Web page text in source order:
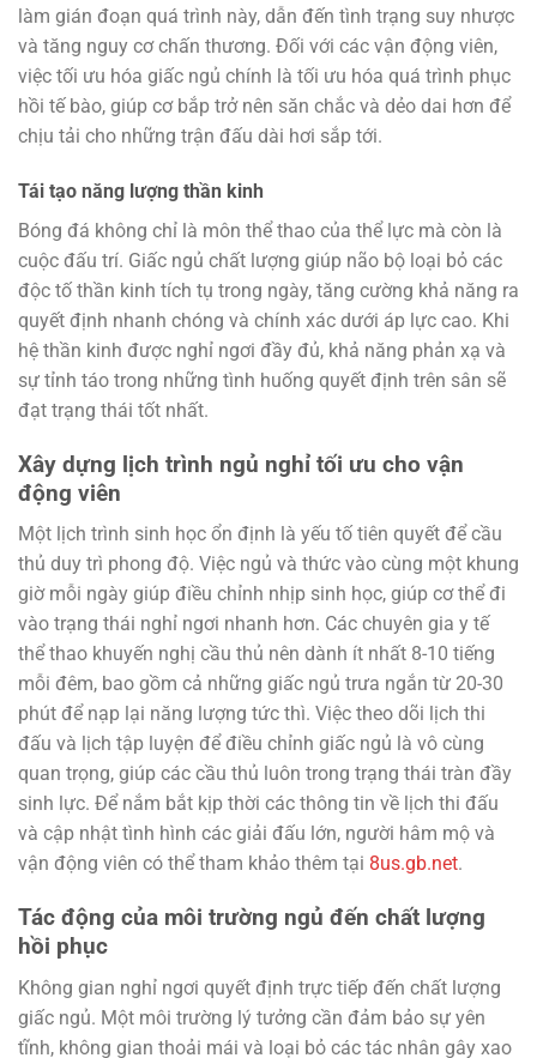
làm gián đoạn quá trình này, dẫn đến tình trạng suy nhược
và tăng nguy cơ chấn thương. Đối với các vận động viên,
việc tối ưu hóa giấc ngủ chính là tối ưu hóa quá trình phục
hồi tế bào, giúp cơ bắp trở nên săn chắc và dẻo dai hơn để
chịu tải cho những trận đấu dài hơi sắp tới.
Tái tạo năng lượng thần kinh
Bóng đá không chỉ là môn thể thao của thể lực mà còn là
cuộc đấu trí. Giấc ngủ chất lượng giúp não bộ loại bỏ các
độc tố thần kinh tích tụ trong ngày, tăng cường khả năng ra
quyết định nhanh chóng và chính xác dưới áp lực cao. Khi
hệ thần kinh được nghỉ ngơi đầy đủ, khả năng phản xạ và
sự tỉnh táo trong những tình huống quyết định trên sân sẽ
đạt trạng thái tốt nhất.
Xây dựng lịch trình ngủ nghỉ tối ưu cho vận
động viên
Một lịch trình sinh học ổn định là yếu tố tiên quyết để cầu
thủ duy trì phong độ. Việc ngủ và thức vào cùng một khung
giờ mỗi ngày giúp điều chỉnh nhịp sinh học, giúp cơ thể đi
vào trạng thái nghỉ ngơi nhanh hơn. Các chuyên gia y tế
thể thao khuyến nghị cầu thủ nên dành ít nhất 8-10 tiếng
mỗi đêm, bao gồm cả những giấc ngủ trưa ngắn từ 20-30
phút để nạp lại năng lượng tức thì. Việc theo dõi lịch thi
đấu và lịch tập luyện để điều chỉnh giấc ngủ là vô cùng
quan trọng, giúp các cầu thủ luôn trong trạng thái tràn đầy
sinh lực. Để nắm bắt kịp thời các thông tin về lịch thi đấu
và cập nhật tình hình các giải đấu lớn, người hâm mộ và
vận động viên có thể tham khảo thêm tại 8us.gb.net.
Tác động của môi trường ngủ đến chất lượng
hồi phục
Không gian nghỉ ngơi quyết định trực tiếp đến chất lượng
giấc ngủ. Một môi trường lý tưởng cần đảm bảo sự yên
tĩnh, không gian thoải mái và loại bỏ các tác nhân gây xao